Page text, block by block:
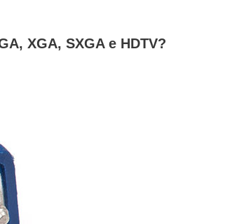
XGA, SXGA e HDTV?